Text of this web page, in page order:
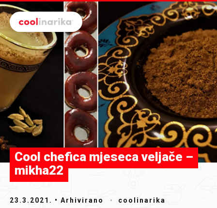
Preskoči na glavni sadržaj
Cool chefica mjeseca veljače –
mikha22
23.3.2021. • Arhivirano coolinarika